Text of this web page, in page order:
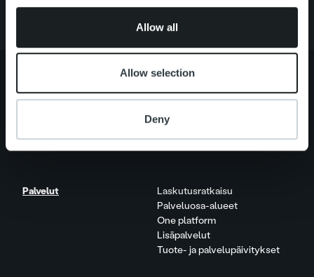
Allow all
Allow selection
Deny
Ihmiset ja kulttuurimme
Vastuullisuus
Palvelut
Laskutusratkaisu
Palveluosa-alueet
One platform
Lisäpalvelut
Tuote- ja palvelupäivitykset